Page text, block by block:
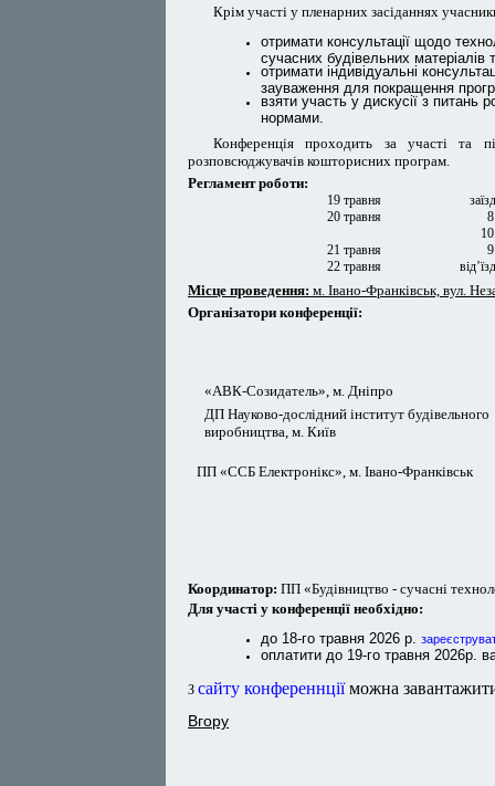
Крім участі у пленарних засіданнях
отримати консультації щодо
сучасних будівельних матеріалів
отримати індивідуальні
зауваження для покращення
взяти участь у дискусії з питань
нормами.
Конференція проходить за участі та
розповсюджувачів кошторисних програм.
Регламент роботи:
19 травня
20 травня
21 травня
22 травня
Місце проведення: м. Івано-Франківськ, вул.
Організатори конференції:
«АВК-Созидатель», м. Дніпро
ДП Науково-дослідний інститут будівельного
виробництва, м. Київ
ПП «ССБ Електронікс», м. Івано-Франківськ
Координатор: ПП «Будівництво - сучасні
Для участі у конференції необхідно:
до 18-го травня 2026 р.
оплатити до 19-го травня 2026р.
З сайту конференнціїможна
Вгору